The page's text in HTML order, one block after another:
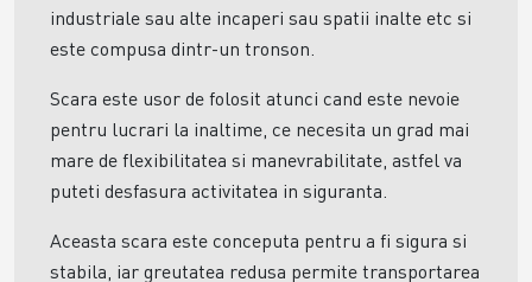
industriale sau alte incaperi sau spatii inalte etc si
este compusa dintr-un tronson.
Scara este usor de folosit atunci cand este nevoie
pentru lucrari la inaltime, ce necesita un grad mai
mare de flexibilitatea si manevrabilitate, astfel va
puteti desfasura activitatea in siguranta.
Aceasta scara este conceputa pentru a fi sigura si
stabila, iar greutatea redusa permite transportarea